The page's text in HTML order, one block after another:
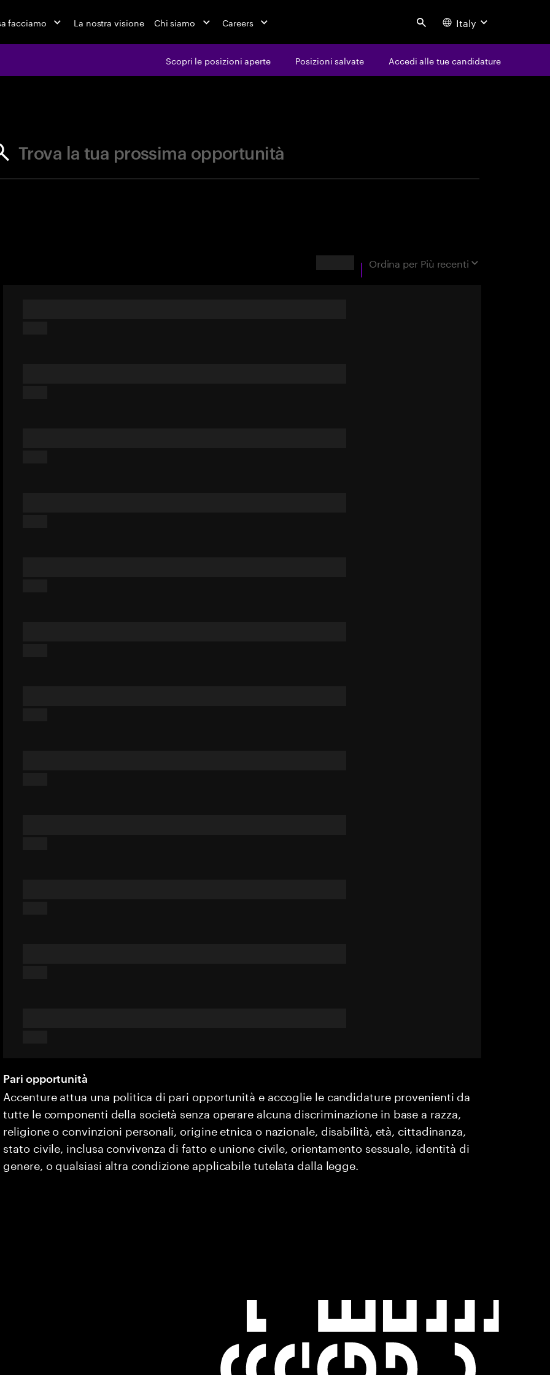
facciamo La nostra visione Chi siamo Careers Search Italy
Scopri le posizioni aperte Posizioni salvate Accedi alle tue candidature
Trova la tua prossima opportunità
Ordina per Più recenti
Pari opportunità
Accenture attua una politica di pari opportunità e accoglie le candidature provenienti da
tutte le componenti della società senza operare alcuna discriminazione in base a razza,
religione o convinzioni personali, origine etnica o nazionale, disabilità, età, cittadinanza,
stato civile, inclusa convivenza di fatto e unione civile, orientamento sessuale, identità di
genere, o qualsiasi altra condizione applicabile tutelata dalla legge.